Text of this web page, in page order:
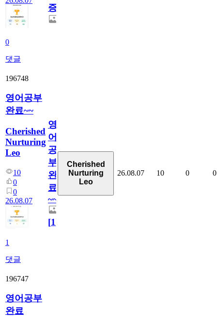
0
댓글
증
196748
영어공부
완료~~
Cherished
Nurturing
Leo
10
0
0
26.08.07
1
댓글
영
어
공
부
완
료
~~
[1]
Cherished
Nurturing
Leo
26.08.07 10 0 0
196747
영어공부
완료